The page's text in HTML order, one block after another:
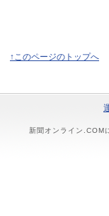
↑このページのトップへ
新聞オンライン.COM